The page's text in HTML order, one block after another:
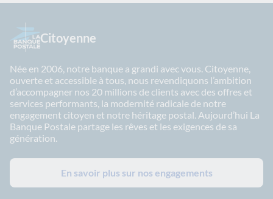
Citoyenne
Née en 2006, notre banque a grandi avec vous. Citoyenne,
ouverte et accessible à tous, nous revendiquons l’ambition
d’accompagner nos 20 millions de clients avec des offres et
services performants, la modernité radicale de notre
engagement citoyen et notre héritage postal. Aujourd’hui La
Banque Postale partage les rêves et les exigences de sa
génération.
En savoir plus sur nos engagements